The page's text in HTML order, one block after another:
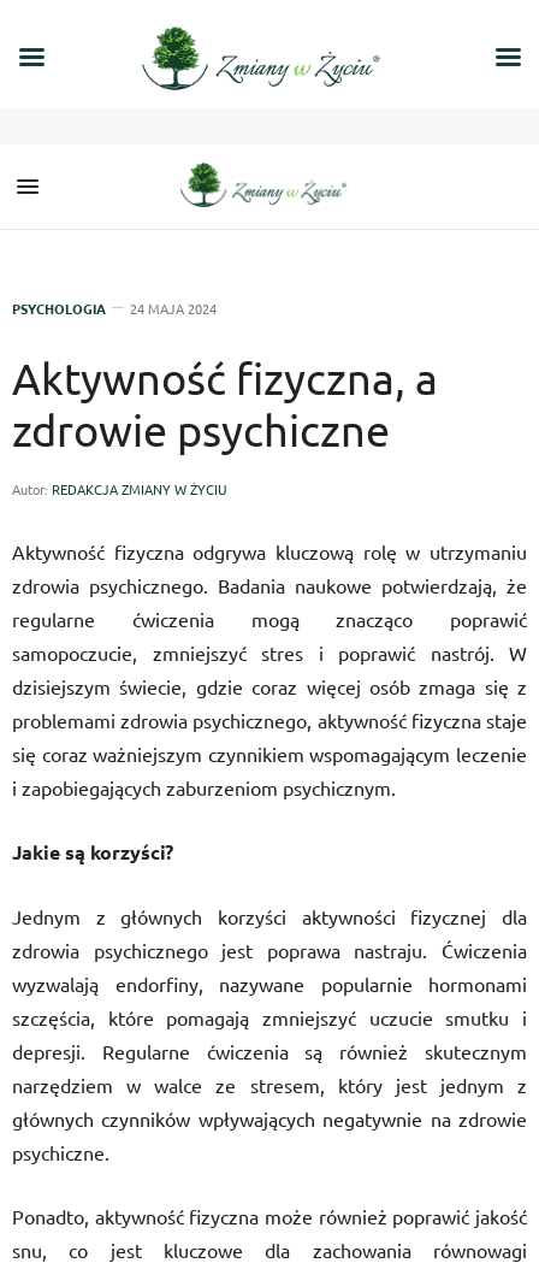
PSYCHOLOGIA 24 MAJA 2024
Aktywność fizyczna, a
zdrowie psychiczne
Autor: REDAKCJA ZMIANY W ŻYCIU
Aktywność fizyczna odgrywa kluczową rolę w utrzymaniu
zdrowia psychicznego. Badania naukowe potwierdzają, że
regularne ćwiczenia mogą znacząco poprawić
samopoczucie, zmniejszyć stres i poprawić nastrój. W
dzisiejszym świecie, gdzie coraz więcej osób zmaga się z
problemami zdrowia psychicznego, aktywność fizyczna staje
się coraz ważniejszym czynnikiem wspomagającym leczenie
i zapobiegających zaburzeniom psychicznym.
Jakie są korzyści?
Jednym z głównych korzyści aktywności fizycznej dla
zdrowia psychicznego jest poprawa nastraju. Ćwiczenia
wyzwalają endorfiny, nazywane popularnie hormonami
szczęścia, które pomagają zmniejszyć uczucie smutku i
depresji. Regularne ćwiczenia są również skutecznym
narzędziem w walce ze stresem, który jest jednym z
głównych czynników wpływających negatywnie na zdrowie
psychiczne.
Ponadto, aktywność fizyczna może również poprawić jakość
snu, co jest kluczowe dla zachowania równowagi